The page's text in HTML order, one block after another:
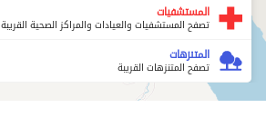
المستشفيات
تصفح المستشفيات والعيادات والمراكز الصحية القريبة
المتنزهات
تصفح المتنزهات القريبة